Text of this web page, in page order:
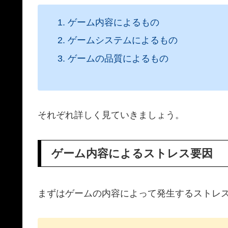
ゲーム内容によるもの
ゲームシステムによるもの
ゲームの品質によるもの
それぞれ詳しく見ていきましょう。
ゲーム内容によるストレス要因
まずはゲームの内容によって発生するストレ